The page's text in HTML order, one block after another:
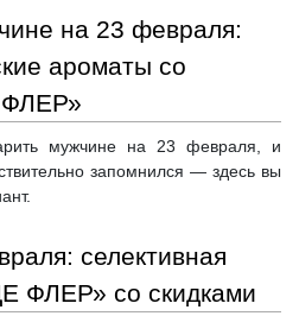
на 23 февраля:
ароматы со
ФЛЕР»
мужчине на 23 февраля, и
запомнился — здесь вы
селективная
ФЛЕР» со скидками